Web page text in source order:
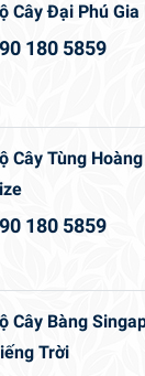
Cây Đại Phú Gia
180 5859
Cây Tùng
180 5859
Cây Bàng
Trời